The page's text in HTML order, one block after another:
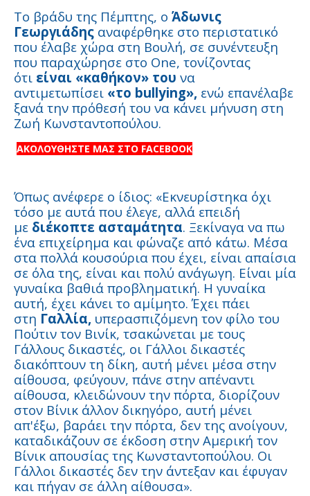
Το βράδυ της Πέμπτης, ο Άδωνις
Γεωργιάδης αναφέρθηκε στο περιστατικό
που έλαβε χώρα στη Βουλή, σε συνέντευξη
που παραχώρησε στο One, τονίζοντας
ότι είναι «καθήκον» του να
αντιμετωπίσει «το bullying», ενώ επανέλαβε
ξανά την πρόθεσή του να κάνει μήνυση στη
Ζωή Κωνσταντοπούλου.
ΑΚΟΛΟΥΘΗΣΤΕ ΜΑΣ ΣΤΟ FACEBOOK
Όπως ανέφερε ο ίδιος: «Εκνευρίστηκα όχι
τόσο με αυτά που έλεγε, αλλά επειδή
με διέκοπτε ασταμάτητα. Ξεκίναγα να πω
ένα επιχείρημα και φώναζε από κάτω. Μέσα
στα πολλά κουσούρια που έχει, είναι απαίσια
σε όλα της, είναι και πολύ ανάγωγη. Είναι μία
γυναίκα βαθιά προβληματική. Η γυναίκα
αυτή, έχει κάνει το αμίμητο. Έχει πάει
στη Γαλλία, υπερασπιζόμενη τον φίλο του
Πούτιν τον Βινίκ, τσακώνεται με τους
Γάλλους δικαστές, οι Γάλλοι δικαστές
διακόπτουν τη δίκη, αυτή μένει μέσα στην
αίθουσα, φεύγουν, πάνε στην απέναντι
αίθουσα, κλειδώνουν την πόρτα, διορίζουν
στον Βίνικ άλλον δικηγόρο, αυτή μένει
απ'έξω, βαράει την πόρτα, δεν της ανοίγουν,
καταδικάζουν σε έκδοση στην Αμερική τον
Βίνικ απουσίας της Κωνσταντοπούλου. Οι
Γάλλοι δικαστές δεν την άντεξαν και έφυγαν
και πήγαν σε άλλη αίθουσα».